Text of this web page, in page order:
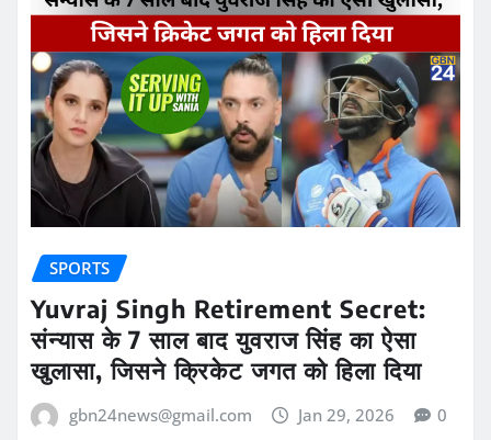
SPORTS
Yuvraj Singh Retirement Secret:
संन्यास के 7 साल बाद युवराज सिंह का ऐसा
खुलासा, जिसने क्रिकेट जगत को हिला दिया
gbn24news@gmail.com Jan 29, 2026 0